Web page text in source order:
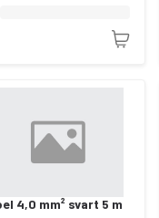
4,0 mm² svart 5 m